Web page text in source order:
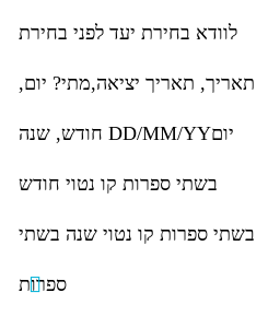
לוודא בחירת יעד לפני בחירת
תאריך, תאריך יציאה,מתי? יום,
DD/MM/YYיום
בשתי ספרות קו נטוי חודש
בשתי ספרות קו נטוי שנה בשתי
ספרות